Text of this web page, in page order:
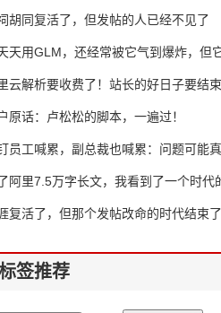
胡同复活了，但发帖的人已经不见了
天用GLM，还经常被它气到爆炸，但
亿
云解析要收费了！站长的好日子要结
原话：卢松松的脚本，一遍过！
员工喊累，副总裁也喊累：问题可能
阿里7.5万字长文，我看到了一个时代
复活了，但那个发帖改命的时代结束了
签推荐